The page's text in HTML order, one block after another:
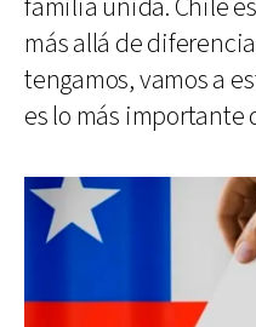
familia unida. Chile
más allá de
tengamos, vamos a
es lo más importante